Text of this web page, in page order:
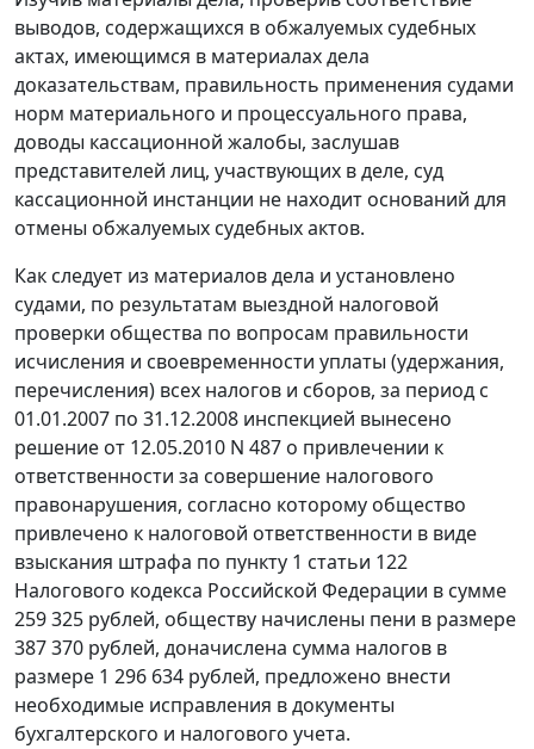
выводов, содержащихся в обжалуемых судебных
актах, имеющимся в материалах дела
доказательствам, правильность применения судами
норм материального и процессуального права,
доводы кассационной жалобы, заслушав
представителей лиц, участвующих в деле, суд
кассационной инстанции не находит оснований для
отмены обжалуемых судебных актов.
Как следует из материалов дела и установлено
судами, по результатам выездной налоговой
проверки общества по вопросам правильности
исчисления и своевременности уплаты (удержания,
перечисления) всех налогов и сборов, за период с
01.01.2007 по 31.12.2008 инспекцией вынесено
решение от 12.05.2010 N 487 о привлечении к
ответственности за совершение налогового
правонарушения, согласно которому общество
привлечено к налоговой ответственности в виде
взыскания штрафа по пункту 1 статьи 122
Налогового кодекса Российской Федерации в сумме
259 325 рублей, обществу начислены пени в размере
387 370 рублей, доначислена сумма налогов в
размере 1 296 634 рублей, предложено внести
необходимые исправления в документы
бухгалтерского и налогового учета.